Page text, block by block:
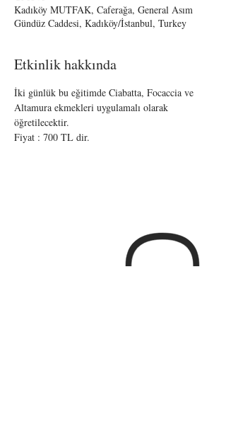
Kadıköy MUTFAK, Caferağa, General Asım
Gündüz Caddesi, Kadıköy/İstanbul, Turkey
Etkinlik hakkında
İki günlük bu eğitimde Ciabatta, Focaccia ve
Altamura ekmekleri uygulamalı olarak
öğretilecektir.
Fiyat : 700 TL dir.